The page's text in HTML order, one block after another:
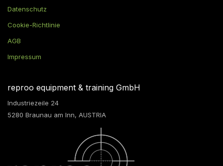
Datenschutz
Cookie-Richtlinie
AGB
Impressum
reproo equipment & training GmbH
Industriezeile 24
5280 Braunau am Inn, AUSTRIA